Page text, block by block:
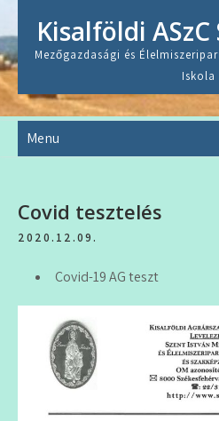
content
Kisalföldi
Mezőgazdasági és
Iskola
Menu
Covid tesztelés
2020.12.09.
Covid-19 AG teszt